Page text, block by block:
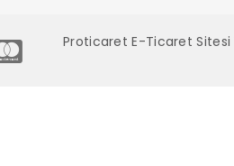
Proticaret E-Ticaret Sitesi